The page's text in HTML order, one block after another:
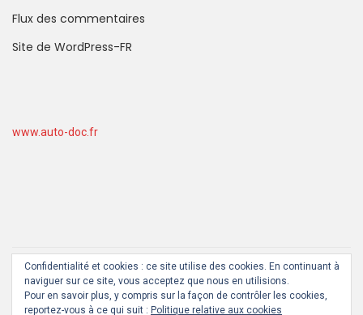
Flux des commentaires
Site de WordPress-FR
Confidentialité et cookies : ce site utilise des cookies. En continuant à
naviguer sur ce site, vous acceptez que nous en utilisions.
Pour en savoir plus, y compris sur la façon de contrôler les cookies,
reportez-vous à ce qui suit : Politique relative aux cookies
www.auto-doc.fr
ByBKNinja